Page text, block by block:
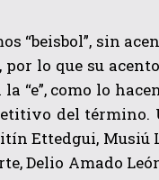
“beisbol”, sin
lo que su
“e”, como lo
del
Ettedgui, Musiú
Delio Amado